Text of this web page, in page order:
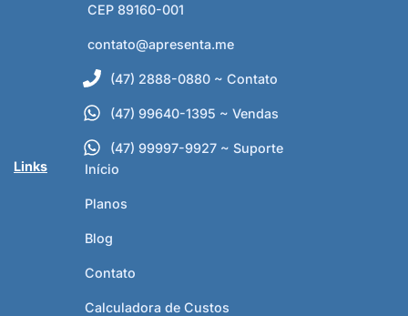
CEP 89160-001
contato@apresenta.me
(47) 2888-0880 ~ Contato
(47) 99640-1395 ~ Vendas
(47) 99997-9927 ~ Suporte
Links
Início
Planos
Blog
Contato
Calculadora de Custos